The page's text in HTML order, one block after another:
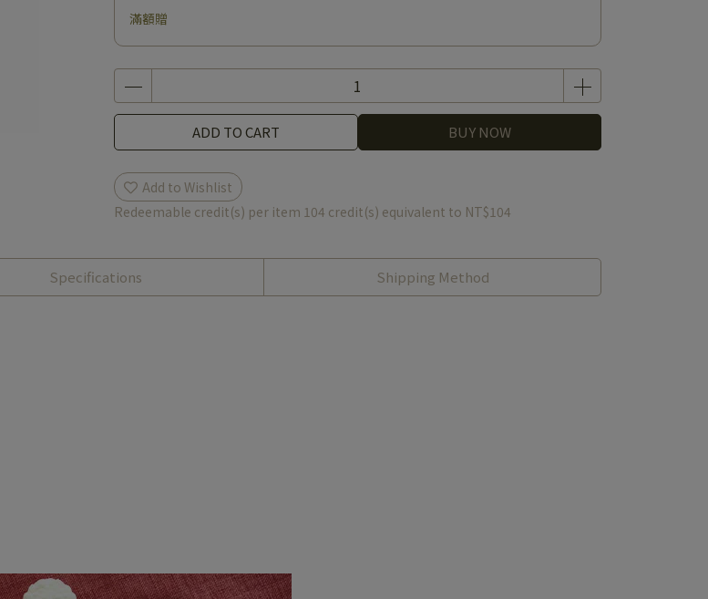
滿額贈
ADD TO CART BUY NOW
Add to Wishlist
Redeemable credit(s) per item 104 credit(s) equivalent to NT$104
Specifications Shipping Method